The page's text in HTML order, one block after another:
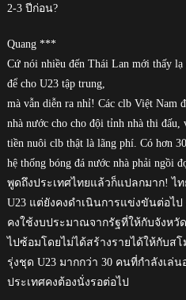
2-3 ปีก่อน?
Quang ***
Cứ nói nhiều đến Thái Lan mới thấy
để cho U23 tập trung,
mà vẫn diễn ra nhỉ! Các clb Việt Nam
nhà nước cho cho đội tỉnh nhà thi đấu,
tiền nuôi clb thật là lãng phí. Có hơn
hệ thống bóng đá nước nhà phải ngồi
พูดถึงประเทศไทยแล้วก็แปลกมาก! ไ
U23 แต่ยังคงดำเนินการแข่งขันต่อไ
คงใช้งบประมาณจากรัฐที่ให้กับจังหวั
ไปซ้อมโดยไม่ได้สร้างรายได้ให้กับสโ
รุ่งชุด U23 มากกว่า 30 คนที่กำลังเล่
ประเทศคงต้องนั่งรอต่อไป